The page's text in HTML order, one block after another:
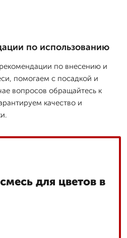
по использованию
по внесению и
помогаем с посадкой и
вопросов обращайтесь к
качество и
для цветов в